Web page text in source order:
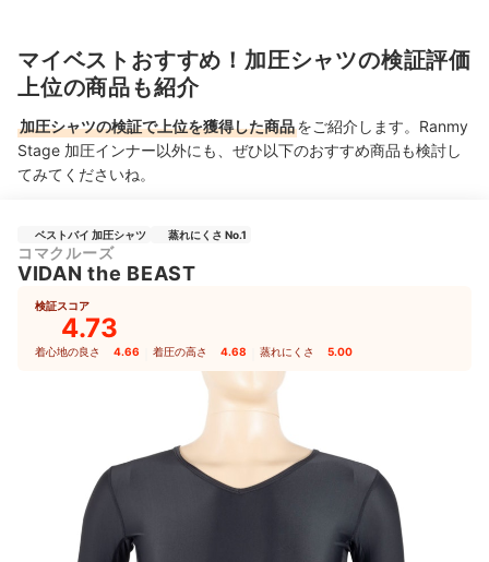
マイベストおすすめ！加圧シャツの検証評価
上位の商品も紹介
加圧シャツの検証で上位を獲得した商品をご紹介します。Ranmy
Stage 加圧インナー以外にも、ぜひ以下のおすすめ商品も検討し
てみてくださいね。
ベストバイ 加圧シャツ 蒸れにくさ No.1
コマクルーズ
VIDAN the BEAST
検証スコア
4.73
着心地の良さ 4.66 着圧の高さ 4.68 蒸れにくさ 5.00